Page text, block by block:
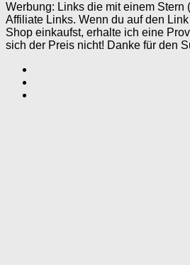
Werbung: Links die mit einem Stern
Affiliate Links. Wenn du auf den
Shop einkaufst, erhalte ich eine
sich der Preis nicht! Danke für den